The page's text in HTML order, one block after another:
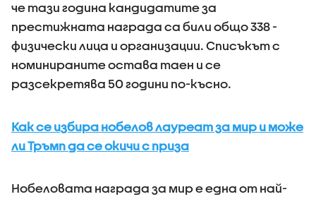
че тази година кандидатите за
престижната награда са били общо 338 -
физически лица и организации. Списъкът с
номинираните остава таен и се
разсекретява 50 години по-късно.
Как се избира нобелов лауреат за мир и може
ли Тръмп да се окичи с приза
Нобеловата награда за мир е една от най-